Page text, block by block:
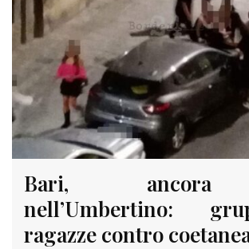
Bari, ancora
nell’Umbertino:
ragazze contro